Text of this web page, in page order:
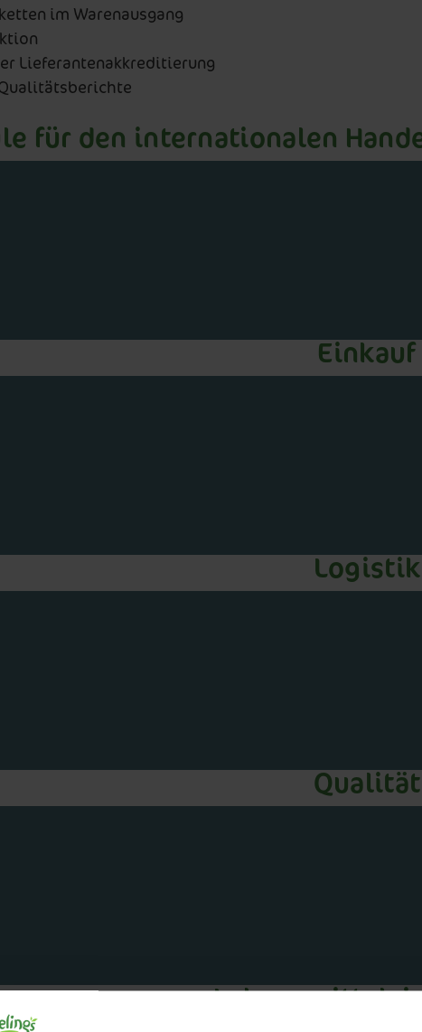
im Warenausgang
Lieferantenakkreditierung
für den internationalen
Einkauf
Logistik
Qualität